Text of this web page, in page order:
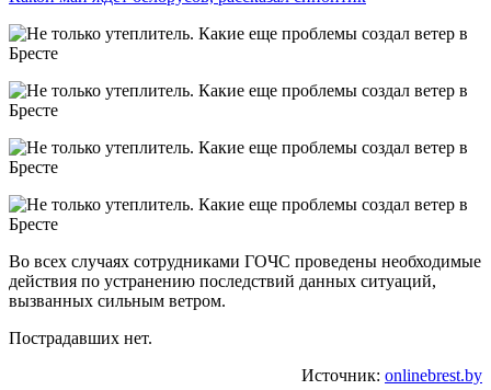
Во всех случаях сотрудниками ГОЧС проведены необходимые
действия по устранению последствий данных ситуаций,
вызванных сильным ветром.
Пострадавших нет.
Источник: onlinebrest.by